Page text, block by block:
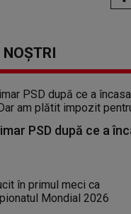
NOȘTRI
PSD după ce a